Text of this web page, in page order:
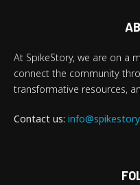
At SpikeStory, we are on a
connect the community
transformative resources,
Contact us: